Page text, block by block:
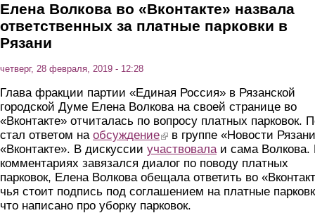
Елена Волкова во «Вконтакте» назвала
ответственных за платные парковки в
Рязани
четверг, 28 февраля, 2019 - 12:28
Глава фракции партии «Единая Россия» в Рязанской
городской Думе Елена Волкова на своей странице во
«Вконтакте» отчиталась по вопросу платных парковок.
стал ответом на обсуждение(link is external)
в группе «Новости Рязани
«Вконтакте». В дискуссии участвовалаи сама Волкова.
комментариях завязался диалог по поводу платных
парковок, Елена Волкова обещала ответить во
чья стоит подпись под соглашением на платные
что написано про уборку парковок.